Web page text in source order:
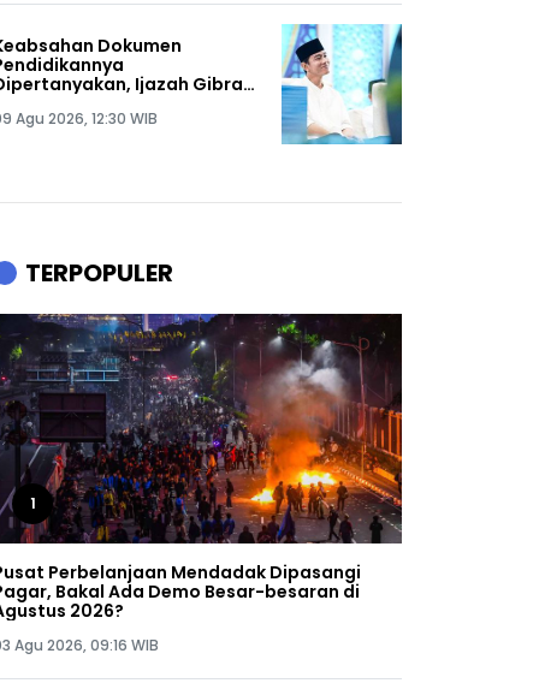
Dokumen
Ijazah Gibran
Akan Pernah Tenang
Agu 2026, 12:30 WIB
TERPOPULER
1
Perbelanjaan Mendadak Dipasangi
Bakal Ada Demo Besar-besaran di
2026?
Agu 2026, 09:16 WIB